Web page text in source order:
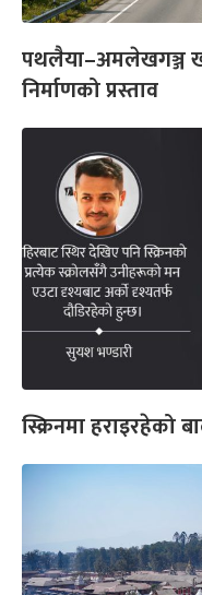
पथलैया–अमलेखगञ्ज
निर्माणको प्रस्ताव
स्क्रिनमा